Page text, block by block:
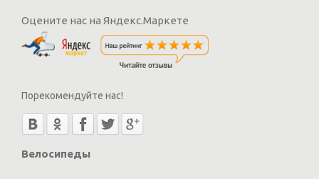
Оцените нас на Яндекс.Маркете
Порекомендуйте нас!
Велосипеды